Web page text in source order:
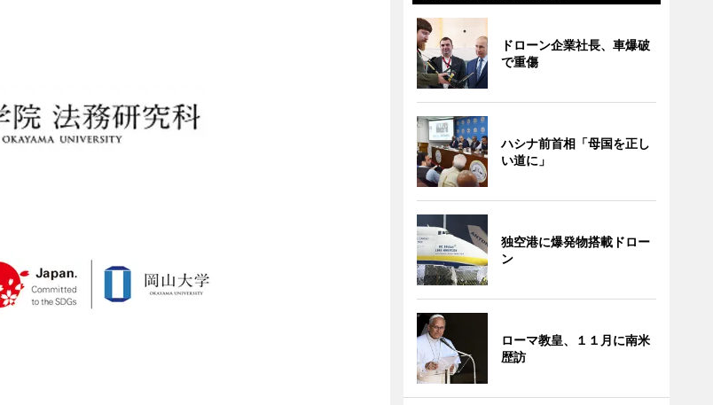
ドローン企業社長、車爆破
で重傷
ハシナ前首相「母国を正し
い道に」
独空港に爆発物搭載ドロー
ン
ローマ教皇、１１月に南米
歴訪